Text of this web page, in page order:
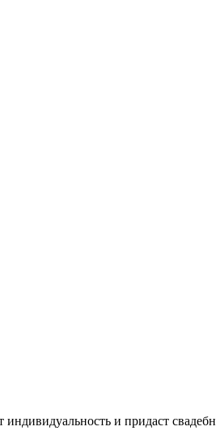
и придаст